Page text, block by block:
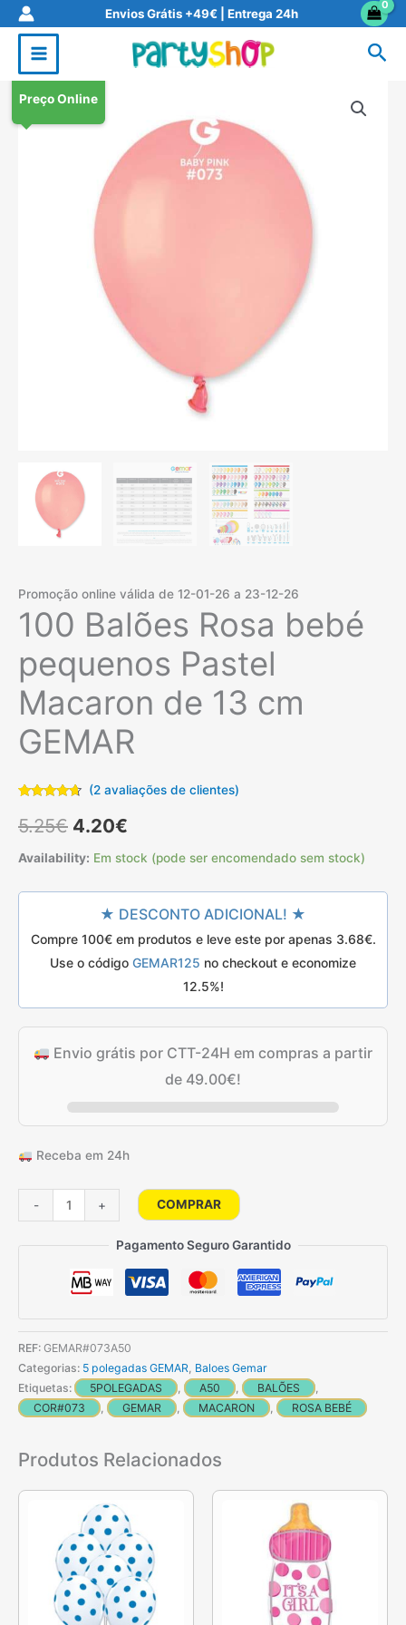
Skip
content
Envios Grátis +49€ | Entrega 24h
Preço Online
Promoção online válida de 12-01-26 a 23-12-26
100 Balões Rosa bebé
pequenos Pastel
Macaron de 13 cm
GEMAR
com 4.50
em 5 com
classificações
(2avaliações de clientes)
5.25€ O
preço
original
era:
5.25€.
4.20€
preço
atual
4.20€.
Availability: Em stock (pode ser encomendado sem stock)
★ DESCONTO ADICIONAL! ★
Compre 100€ em produtos e leve este por apenas 3.68€.
Use o código GEMAR125 no checkout e economize
12.5%!
Envio grátis por CTT-24H em compras a partir
de 49.00€!
Receba em 24h
-
Quantidade
de
100
pequenos
Macaron
de
GEMAR
+ COMPRAR
Pagamento Seguro Garantido
REF: GEMAR#073A50
Categorias: 5 polegadas GEMAR Baloes Gemar
Etiquetas:
5POLEGADAS A50 BALÕES
COR#073
GEMAR MACARON ROSA BEBÉ
Produtos Relacionados